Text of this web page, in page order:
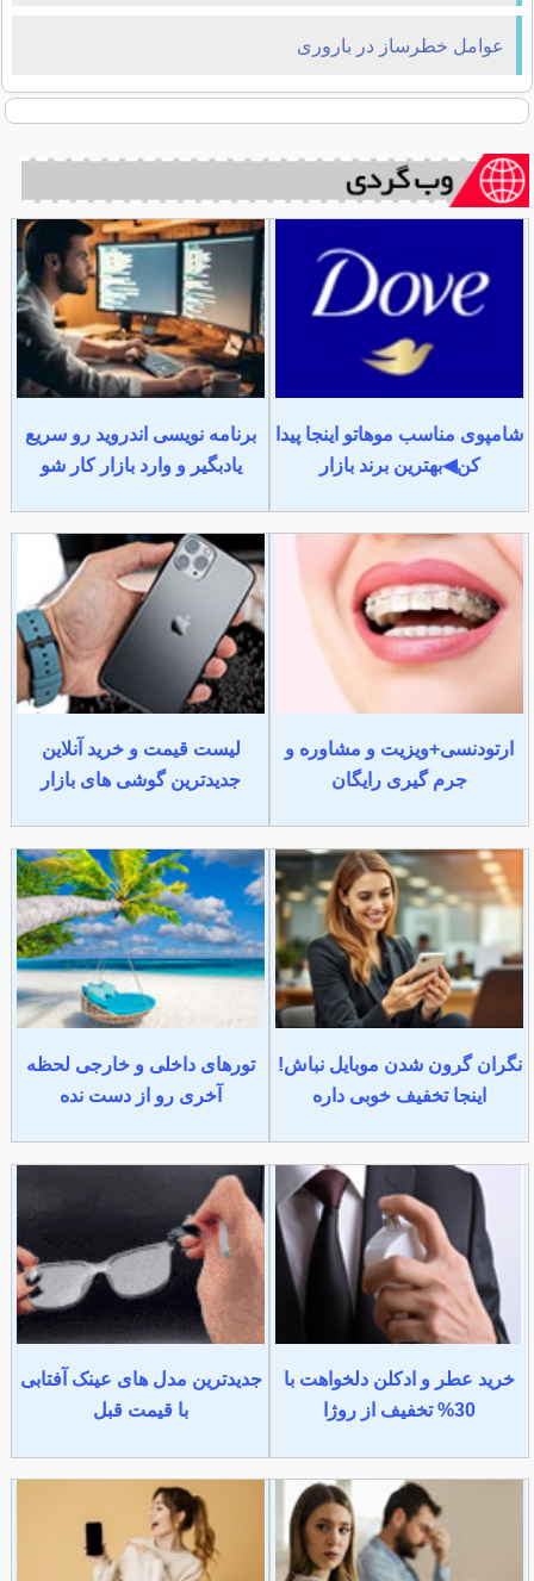
عوامل خطرساز در باروری
شامپوی مناسب موهاتو اینجا پیدا
کن◀بهترین برند بازار
برنامه نویسی اندروید رو سریع
یادبگیر و وارد بازار کار شو
ارتودنسی+ویزیت و مشاوره و
جرم گیری رایگان
لیست قیمت و خرید آنلاین
جدیدترین گوشی های بازار
نگران گرون شدن موبایل نباش!
اینجا تخفیف خوبی داره
تورهای داخلی و خارجی لحظه
آخری رو از دست نده
خرید عطر و ادکلن دلخواهت با
30% تخفیف از روژا
جدیدترین مدل های عینک آفتابی
با قیمت قبل